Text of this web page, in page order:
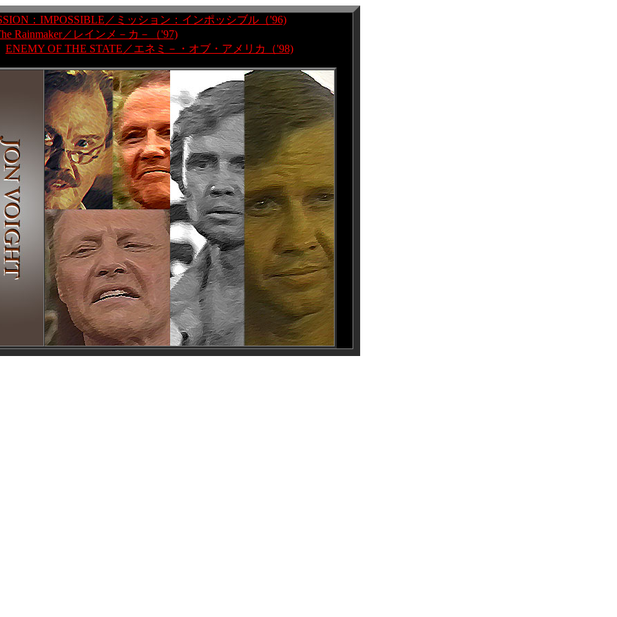
：IMPOSSIBLE／ミッション：インポッシブル（'96)
Rainmaker／レインメ－カ－（'97)
ENEMY OF THE STATE／エネミ－・オブ・アメリカ（'98)